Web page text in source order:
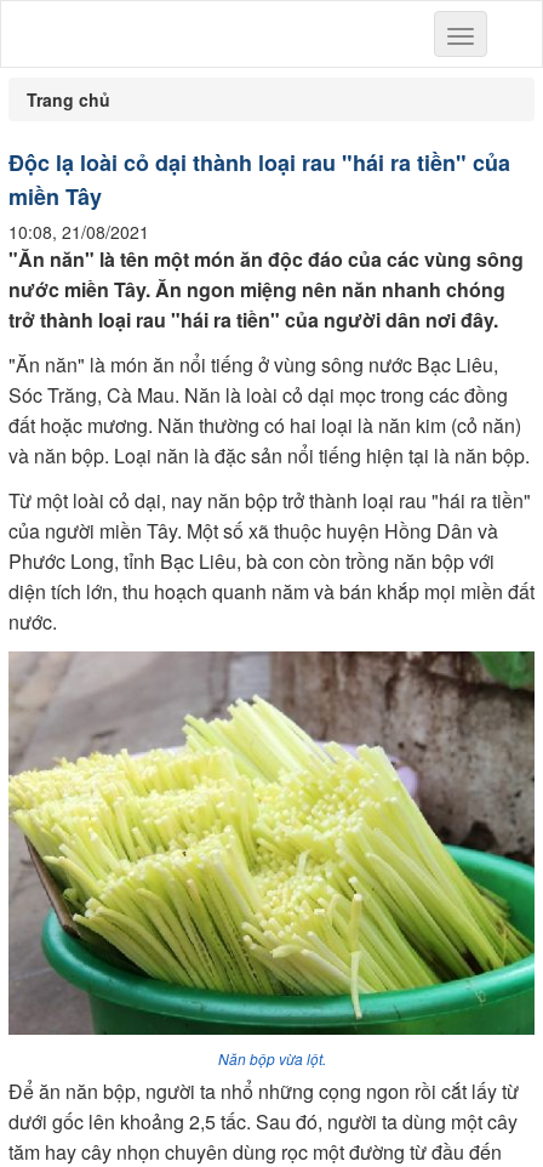
Toggle
navigation
Trang chủ
Độc lạ loài cỏ dại thành loại rau "hái ra tiền" của
miền Tây
10:08, 21/08/2021
"Ăn năn" là tên một món ăn độc đáo của các vùng sông
nước miền Tây. Ăn ngon miệng nên năn nhanh chóng
trở thành loại rau "hái ra tiền" của người dân nơi đây.
"Ăn năn" là món ăn nổi tiếng ở vùng sông nước Bạc Liêu,
Sóc Trăng, Cà Mau. Năn là loài cỏ dại mọc trong các đồng
đất hoặc mương. Năn thường có hai loại là năn kim (cỏ năn)
và năn bộp. Loại năn là đặc sản nổi tiếng hiện tại là năn bộp.
Từ một loài cỏ dại, nay năn bộp trở thành loại rau "hái ra tiền"
của người miền Tây. Một số xã thuộc huyện Hồng Dân và
Phước Long, tỉnh Bạc Liêu, bà con còn trồng năn bộp với
diện tích lớn, thu hoạch quanh năm và bán khắp mọi miền đất
nước.
Năn bộp vừa lột.
Ðể ăn năn bộp, người ta nhổ những cọng ngon rồi cắt lấy từ
dưới gốc lên khoảng 2,5 tấc. Sau đó, người ta dùng một cây
tăm hay cây nhọn chuyên dùng rọc một đường từ đầu đến